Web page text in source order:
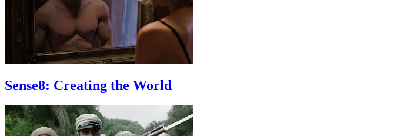
Sense8: Creating the World